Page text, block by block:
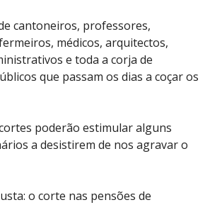
cantoneiros, professores,
médicos, arquitectos,
e toda a corja de
que passam os dias a coçar os
poderão estimular alguns
a desistirem de nos agravar o
o corte nas pensões de